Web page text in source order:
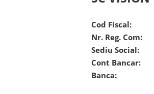
Cod Fiscal:
Nr. Reg. Com:
Sediu Social:
Cont Bancar:
Banca: